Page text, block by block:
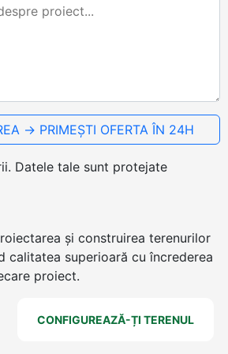
Datele tale sunt protejate
și construirea terenurilor
calitatea superioară cu încrederea
proiect.
CONFIGUREAZĂ-ȚI TERENUL